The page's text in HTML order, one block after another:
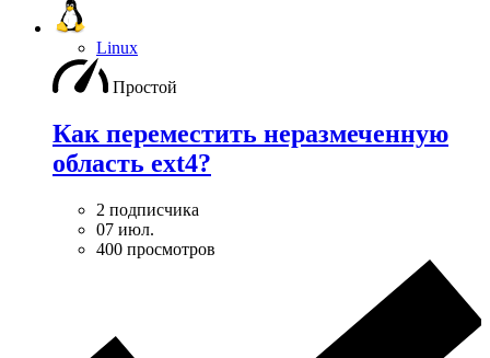
Linux
Простой
Как переместить неразмеченную
область ext4?
2 подписчика
07 июл.
400 просмотров